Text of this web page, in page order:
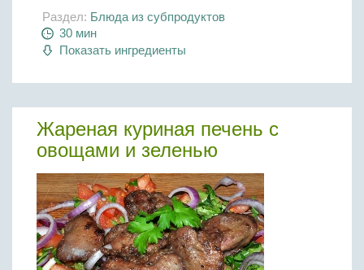
Раздел: Блюда из субпродуктов
30 мин
Показать ингредиенты
Жареная куриная печень с
овощами и зеленью